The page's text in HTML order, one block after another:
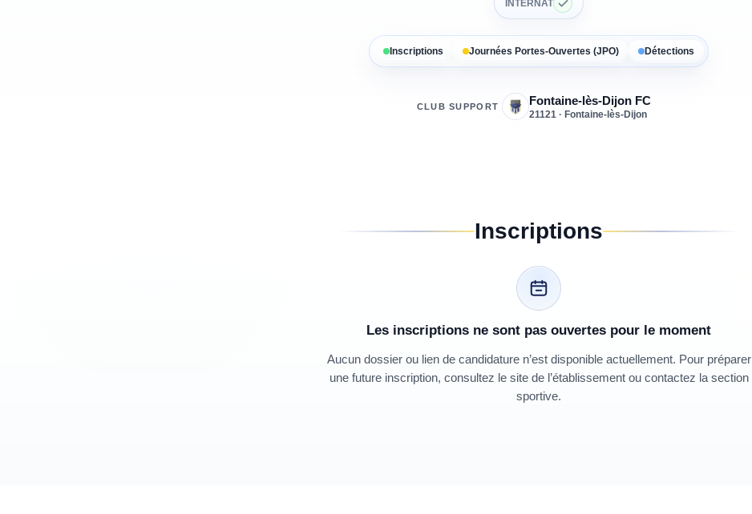
INTERNAT
Inscriptions Journées Portes-Ouvertes (JPO) Détections
CLUB SUPPORT Fontaine-lès-Dijon FC
21121 · Fontaine-lès-Dijon
Inscriptions
Les inscriptions ne sont pas ouvertes pour le moment
Aucun dossier ou lien de candidature n’est disponible actuellement. Pour préparer
une future inscription, consultez le site de l’établissement ou contactez la section
sportive.